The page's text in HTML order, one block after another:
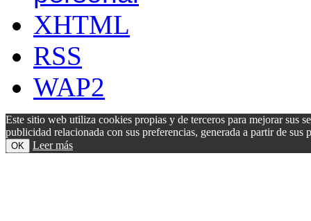
XHTML
RSS
WAP2
Este sitio web utiliza cookies propias y de terceros para mejorar sus
publicidad relacionada con sus preferencias, generada a partir de
OK Leer más